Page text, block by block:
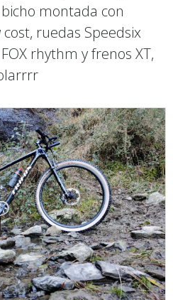
montada con
ruedas Speedsix
rhythm y frenos XT,